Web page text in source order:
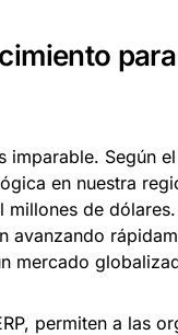
Según
en nuestra
de
avanzando
mercado
permiten a las